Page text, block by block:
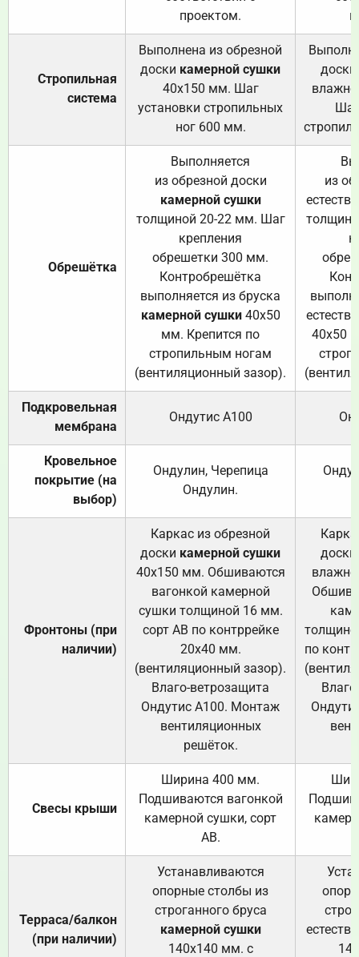
проектом.
Стропильная
система
Выполнена из обрезной
доски камерной сушки
40х150 мм. Шаг
установки стропильных
ног 600 мм.
доски
Обрешётка
Выполняется
из обрезной доски
камерной сушки
толщиной 20-22 мм. Шаг
крепления
обрешетки 300 мм.
Контробрешётка
выполняется из бруска
камерной сушки40х50
мм. Крепится по
стропильным ногам
(вентиляционный зазор).
из
40х50
Подкровельная
мембрана
Ондутис А100
Кровельное
покрытие (на
выбор)
Ондулин, Черепица
Ондулин.
Фронтоны (при
наличии)
Каркас из обрезной
доски камерной сушки
40х150 мм. Обшиваются
вагонкой камерной
сушки толщиной 16 мм.
сорт АВ по контррейке
20х40 мм.
(вентиляционный зазор).
Влаго-ветрозащита
Ондутис А100. Монтаж
вентиляционных
решёток.
доски
по
Свесы крыши
Ширина 400 мм.
Подшиваются вагонкой
камерной сушки, сорт
АВ.
Терраса/балкон
(при наличии)
Устанавливаются
опорные столбы из
строганного бруса
камерной сушки
140х140 мм. с